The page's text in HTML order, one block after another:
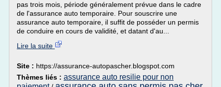
pas trois mois, période généralement prévue dans le cadre
de l'assurance auto temporaire. Pour souscrire une
assurance auto temporaire, il suffit de posséder un permis
de conduire en cours de validité, et datant d'au...
Lire la suite
Site : https://assurance-autopascher.blogspot.com
Thèmes liés : assurance auto resilie pour non